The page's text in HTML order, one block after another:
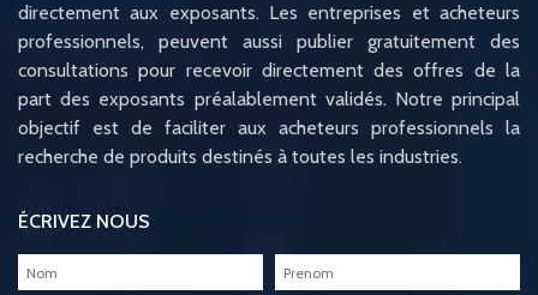
directement aux exposants. Les entreprises et acheteurs
professionnels, peuvent aussi publier gratuitement des
consultations pour recevoir directement des offres de la
part des exposants préalablement validés. Notre principal
objectif est de faciliter aux acheteurs professionnels la
recherche de produits destinés à toutes les industries.
ÉCRIVEZ NOUS